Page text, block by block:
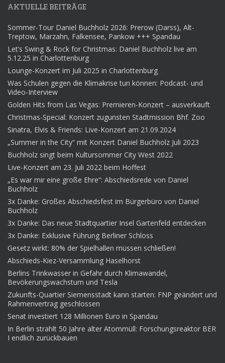
AKTUELLE BEITRÄGE
Sommer-Tour Daniel Buchholz 2026: Prerow (Darss), Alt-
Treptow, Marzahn, Falkensee, Pankow +++ Spandau
Let’s Swing & Rock for Christmas: Daniel Buchholz live am
5.12.25 in Charlottenburg
Lounge-Konzert im Juli 2025 in Charlottenburg
Was Schulen gegen die Klimakrise tun können: Podcast- und
Video-Interview
Golden Hits from Las Vegas: Premieren-Konzert – ausverkauft
Christmas-Special: Konzert zugunsten Stadtmission Bhf. Zoo
Sinatra, Elvis & Friends: Live-Konzert am 21.09.2024
„Summer in the City“ mit Konzert Daniel Buchholz Juli 2023
Buchholz singt beim Kultursommer City West 2022
Live-Konzert am 23. Juli 2022 beim Hoffest
„Es war mir eine große Ehre“: Abschiedsrede von Daniel
Buchholz
3x Danke: Großes Abschiedsfest im Bürgerbüro von Daniel
Buchholz
3x Danke: Das neue Stadtquartier Insel Gartenfeld entdecken
3x Danke: Exklusive Führung Berliner Schloss
Gesetz wirkt: 80% der Spielhallen müssen schließen!
Abschieds-Kiez-Versammlung Haselhorst
Berlins Trinkwasser in Gefahr durch Klimawandel,
Bevökerungswachstum und Tesla
Zukunfts-Quartier Siemensstadt kann starten: FNP geändert und
Rahmenvertrag geschlossen
Senat investiert 128 Millionen Euro in Spandau
In Berlin strahlt 50 Jahre alter Atommüll: Forschungsreaktor BER
I endlich zurückbauen